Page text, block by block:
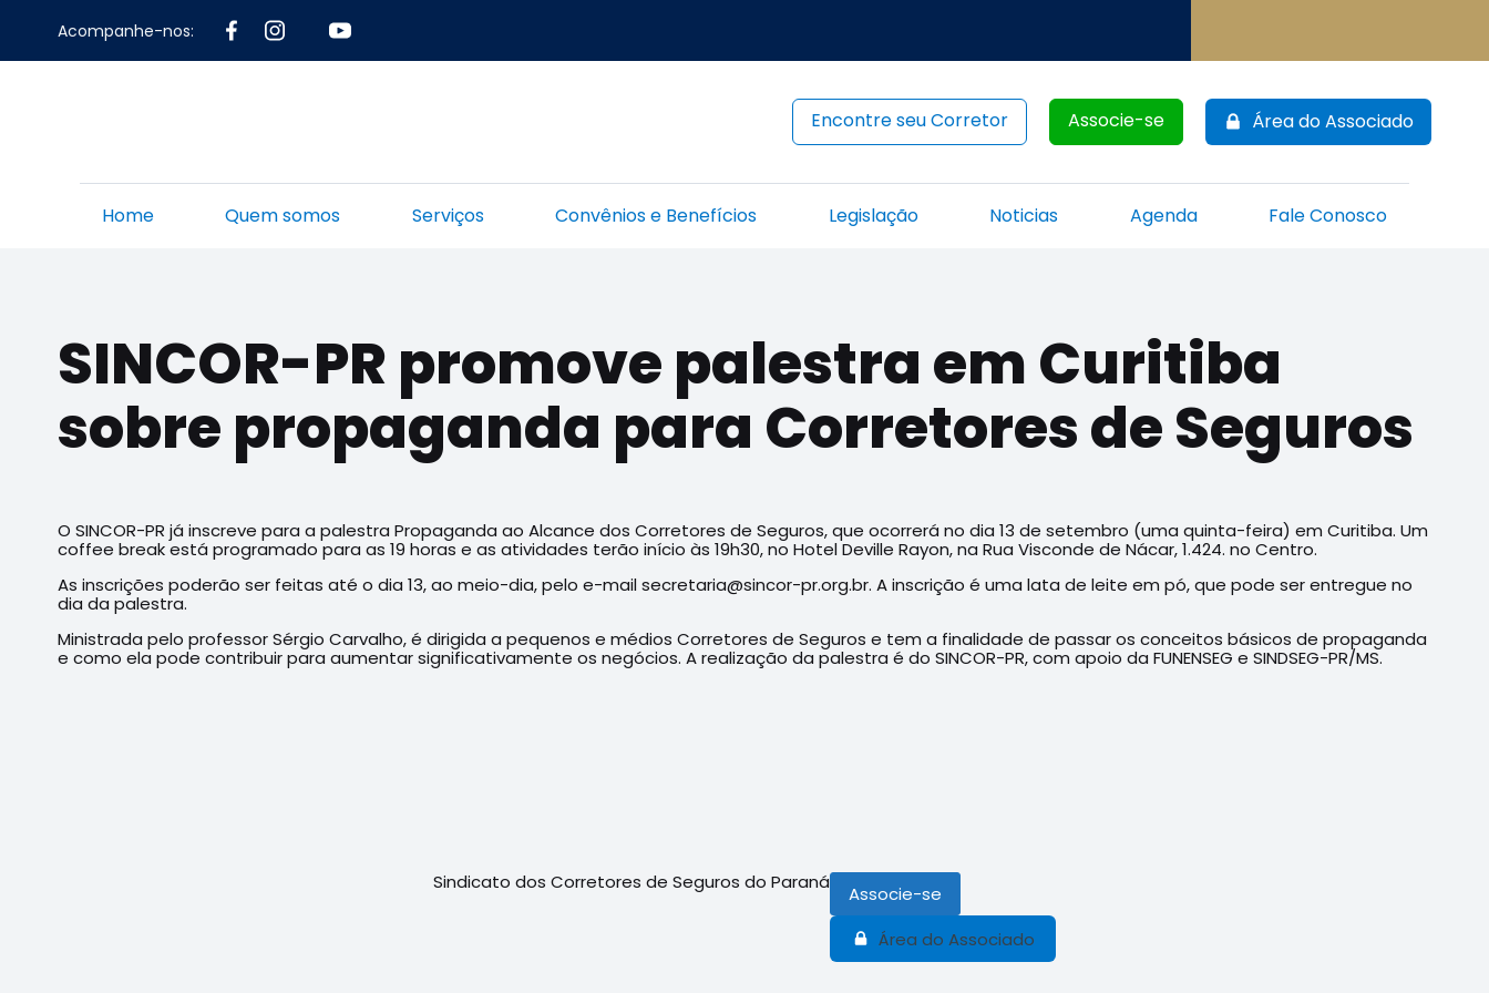
Acompanhe-nos:
Encontre seu Corretor Associe-se Área do Associado
Home Quem somos Serviços Convênios e Benefícios Legislação Noticias Agenda Fale Conosco
SINCOR-PR promove palestra em Curitiba
sobre propaganda para Corretores de Seguros
O SINCOR-PR já inscreve para a palestra Propaganda ao Alcance dos Corretores de Seguros, que ocorrerá no dia 13 de setembro (uma quinta-feira) em Curitiba. Um
coffee break está programado para as 19 horas e as atividades terão início às 19h30, no Hotel Deville Rayon, na Rua Visconde de Nácar, 1.424. no Centro.
As inscrições poderão ser feitas até o dia 13, ao meio-dia, pelo e-mail secretaria@sincor-pr.org.br. A inscrição é uma lata de leite em pó, que pode ser entregue no
dia da palestra.
Ministrada pelo professor Sérgio Carvalho, é dirigida a pequenos e médios Corretores de Seguros e tem a finalidade de passar os conceitos básicos de propaganda
e como ela pode contribuir para aumentar significativamente os negócios. A realização da palestra é do SINCOR-PR, com apoio da FUNENSEG e SINDSEG-PR/MS.
Sindicato dos Corretores de Seguros do Paraná
Associe-se
Área do Associado